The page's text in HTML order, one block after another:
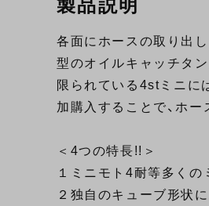
製品説明
各面にホースの取り出
型のオイルキャッチタ
限られている4stミニに
加購入することで、ホ
＜4つの特長!!＞
１ミニモト4耐等多くの
２独自のキューブ形状